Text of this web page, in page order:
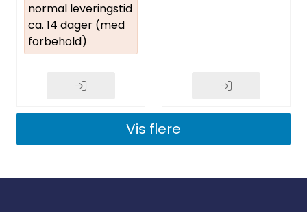
normal leveringstid
ca. 14 dager (med
forbehold)
Vis flere